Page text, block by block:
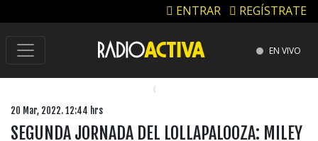
ENTRAR REGÍSTRATE
EN VIVO
20 Mar, 2022. 12:44 hrs
SEGUNDA JORNADA DEL LOLLAPALOOZA: MILEY